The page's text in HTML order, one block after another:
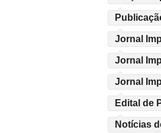
Jornal
Jornal
Jornal
Edital de
Notícias